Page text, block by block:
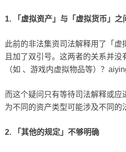
1. 「虚拟资产」与「虚拟货币」之
此前的非法集资司法解释用了「
且加了双引号。这两者的关系并
（如 、游戏内虚拟物品等）？
而这个疑问只有等待司法解释或
为不同的资产类型可能涉及不同的
2. 「其他的规定」不够明确